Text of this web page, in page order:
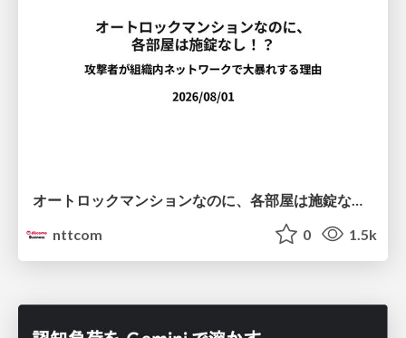
nttcom
0 1.5k